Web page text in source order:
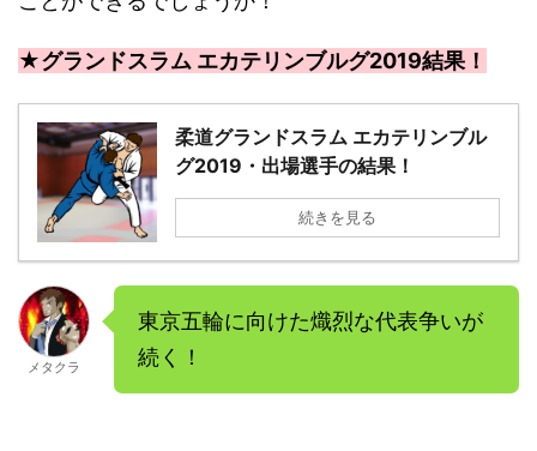
★グランドスラム エカテリンブルグ2019結果！
柔道グランドスラム エカテリンブル
グ2019・出場選手の結果！
続きを見る
メタクラ
東京五輪に向けた熾烈な代表争いが
続く！